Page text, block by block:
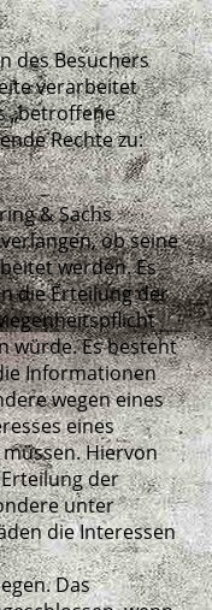
des Besuchers
verarbeitet
„betroffene
Rechte zu:
& Sachs
ob seine
werden. Es
die Erteilung der
würde. Es besteht
Informationen
wegen eines
eines
Hiervon
der
unter
die Interessen
Das